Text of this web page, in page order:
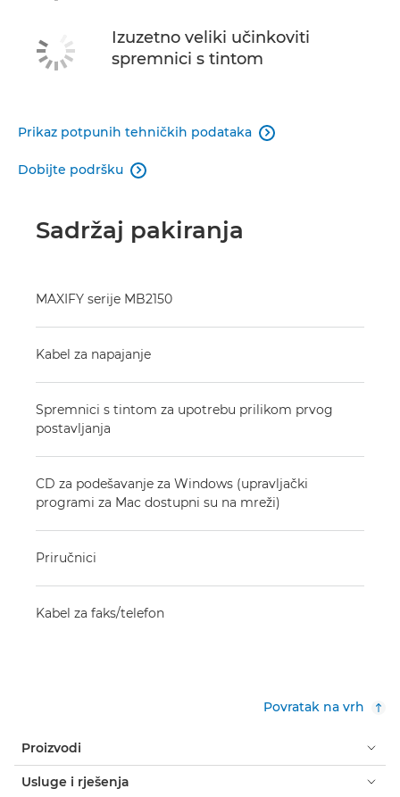
Izuzetno veliki učinkoviti
spremnici s tintom
Prikaz potpunih tehničkih podataka 
Dobijte podršku 
Sadržaj pakiranja
MAXIFY serije MB2150
Kabel za napajanje
Spremnici s tintom za upotrebu prilikom prvog
postavljanja
CD za podešavanje za Windows (upravljački
programi za Mac dostupni su na mreži)
Priručnici
Kabel za faks/telefon
Povratak na vrh
Proizvodi
Usluge i rješenja